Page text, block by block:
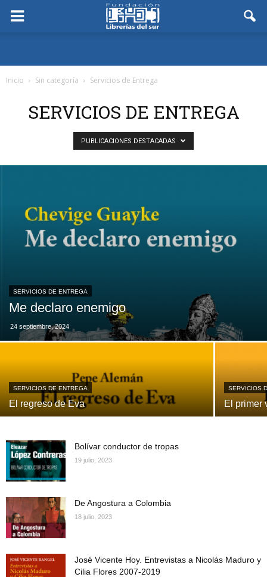
Inicio Sin categoría Servicios de Entrega
SERVICIOS DE ENTREGA
PUBLICACIONES DESTACADAS
SERVICIOS DE ENTREGA
Me declaro enemigo
24 septiembre, 2024
SERVICIOS DE ENTREGA
El regreso de Eva
SERVICIOS
El primer
Bolívar conductor de tropas
19 julio, 2023
De Angostura a Colombia
18 julio, 2023
José Vicente Hoy. Entrevistas a Nicolás Maduro y
Cilia Flores 2007-2019